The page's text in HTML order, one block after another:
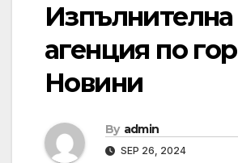
Изпълнителна
агенция по
Новини
By admin
SEP 26, 2024